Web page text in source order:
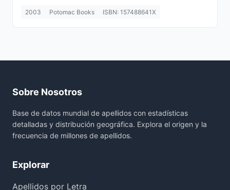
2003 Potomac Books ISBN: 157488641X
Sobre Nosotros
Base de datos mundial de apellidos con estadísticas
detalladas y distribución geográfica. Explora el origen y la
frecuencia de millones de apellidos.
Explorar
Apellidos por Letra